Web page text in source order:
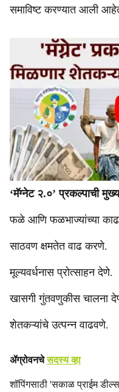
समाविष्ट करण्यात आली
‘मॅग्नेट २.०’ प्रकल्पाची मुख्य
फळे आणि फळभाज्यांच्या
साठवण क्षमतेत वाढ करणे.
मूल्यवर्धनास प्रोत्साहन देणे.
खासगी गुंतवणुकीस चालना
शेतकऱ्यांचे उत्पन्न वाढवणे.
ॲग्रोवनचेसदस्य व्हा
शॉपिंगसाठी 'सकाळ प्राईम